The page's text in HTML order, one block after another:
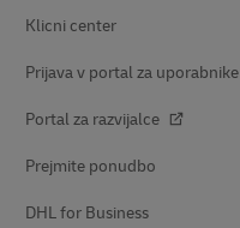
Klicni center
Prijava v portal za uporabnike
Portal za razvijalce
Prejmite ponudbo
DHL for Business